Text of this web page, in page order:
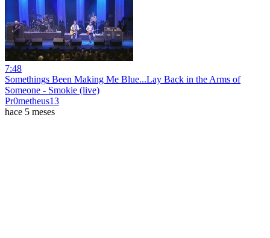
7:48
Somethings Been Making Me Blue...Lay Back in the Arms of
Someone - Smokie (live)
Pr0metheus13
hace 5 meses